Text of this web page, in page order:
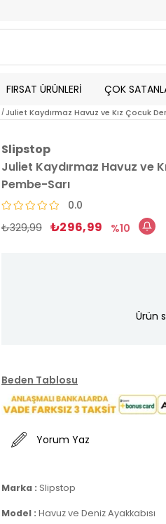
FIRSAT ÜRÜNLERİ ÇOK
Juliet Kaydırmaz Havuz ve Kız Çocuk
Slipstop
Juliet Kaydırmaz Havuz ve
Pembe-Sarı
0.0
₺329,99 ₺296,99 10
Ürün
Beden Tablosu
Yorum Yaz
Marka : Slipstop
Model : Havuz ve Deniz Ayakkabısı